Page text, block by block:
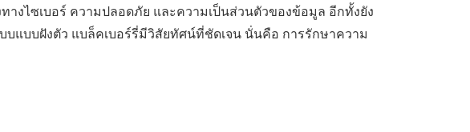
งไซเบอร์ ความปลอดภัย และความเป็นส่วนตัวของข้อมูล อีกทั้งยัง
แบบฝังตัว แบล็คเบอร์รี่มีวิสัยทัศน์ที่ชัดเจน นั่นคือ การรักษาความ